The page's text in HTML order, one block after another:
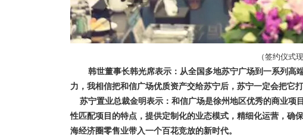
（签约仪式现
韩世董事长韩光席表示：从全国多地苏宁广场到一系列高
力，我相信把和信广场优质资产交给苏宁后，苏宁一定会把它
苏宁置业总裁金明表示：和信广场是徐州地区优秀的商业项
性匹配项目的特点，提供定制化的业态模式，精细化运营，确
海经济圈零售业带入一个百花竞放的新时代。